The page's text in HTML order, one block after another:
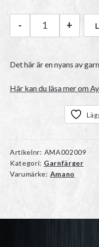
Amano Ayni |
- +
Det här är en nyans av
Här kan du läsa mer om
Artikelnr: AMA002009
Kategori: Garnfärger
Varumärke: Amano